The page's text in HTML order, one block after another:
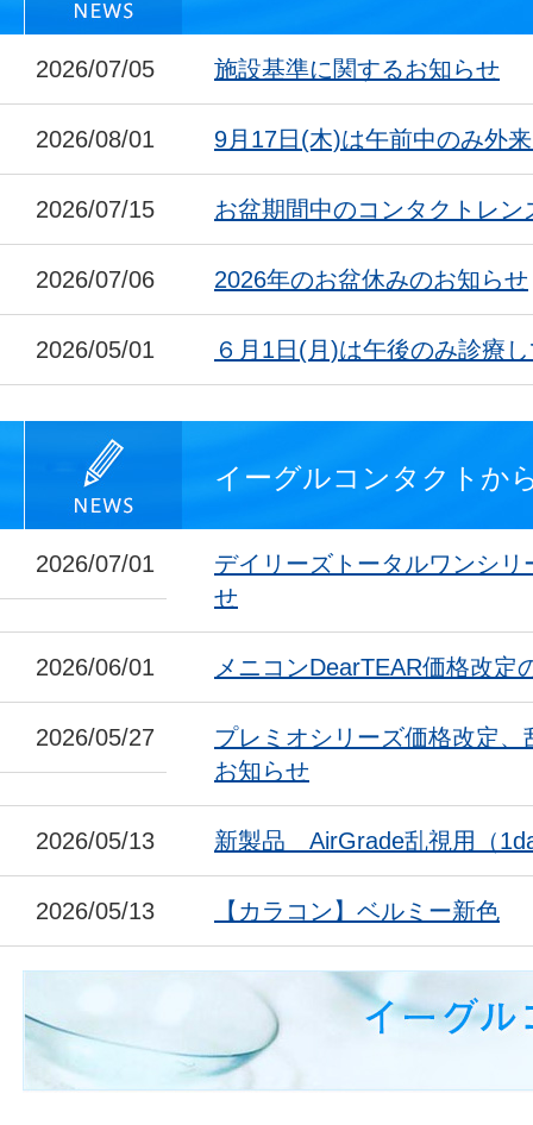
2026/07/05 施設基準に関するお知らせ
2026/08/01 9月17日(木)は午前中のみ外
2026/07/15 お盆期間中のコンタクトレン
2026/07/06 2026年のお盆休みのお知らせ
2026/05/01 ６月1日(月)は午後のみ診療
イーグルコンタクトか
2026/07/01
デイリーズトータルワンシ
せ
2026/06/01 メニコンDearTEAR価格改定
2026/05/27
プレミオシリーズ価格改定
お知らせ
2026/05/13 新製品 AirGrade乱視用（
2026/05/13 【カラコン】ベルミー新色